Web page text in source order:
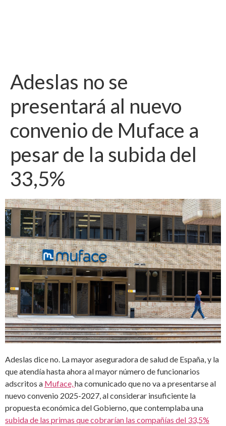
Adeslas no se
presentará al nuevo
convenio de Muface a
pesar de la subida del
33,5%
Adeslas dice no. La mayor aseguradora de salud de España, y la
que atendía hasta ahora al mayor número de funcionarios
adscritos a Muface,ha comunicado que no va a presentarse al
nuevo convenio 2025-2027, al considerar insuficiente la
propuesta económica del Gobierno, que contemplaba una
subida de las primas que cobrarían las compañías del 33,5%